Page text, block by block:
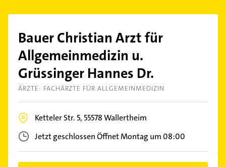
Bauer Christian Arzt für
Allgemeinmedizin u.
Grüssinger Hannes Dr.
ÄRZTE: FACHÄRZTE FÜR ALLGEMEINMEDIZIN
Ketteler Str. 5, 55578Wallertheim
Jetzt geschlossenÖffnet Montag um 08:00